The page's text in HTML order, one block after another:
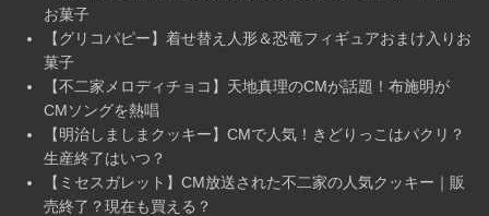
お菓子
【グリコパピー】着せ替え人形＆恐竜フィギュアおまけ入りお
菓子
【不二家メロディチョコ】天地真理のCMが話題！布施明が
CMソングを熱唱
【明治しましまクッキー】CMで人気！きどりっこはパクリ？
生産終了はいつ？
【ミセスガレット】CM放送された不二家の人気クッキー｜販
売終了？現在も買える？